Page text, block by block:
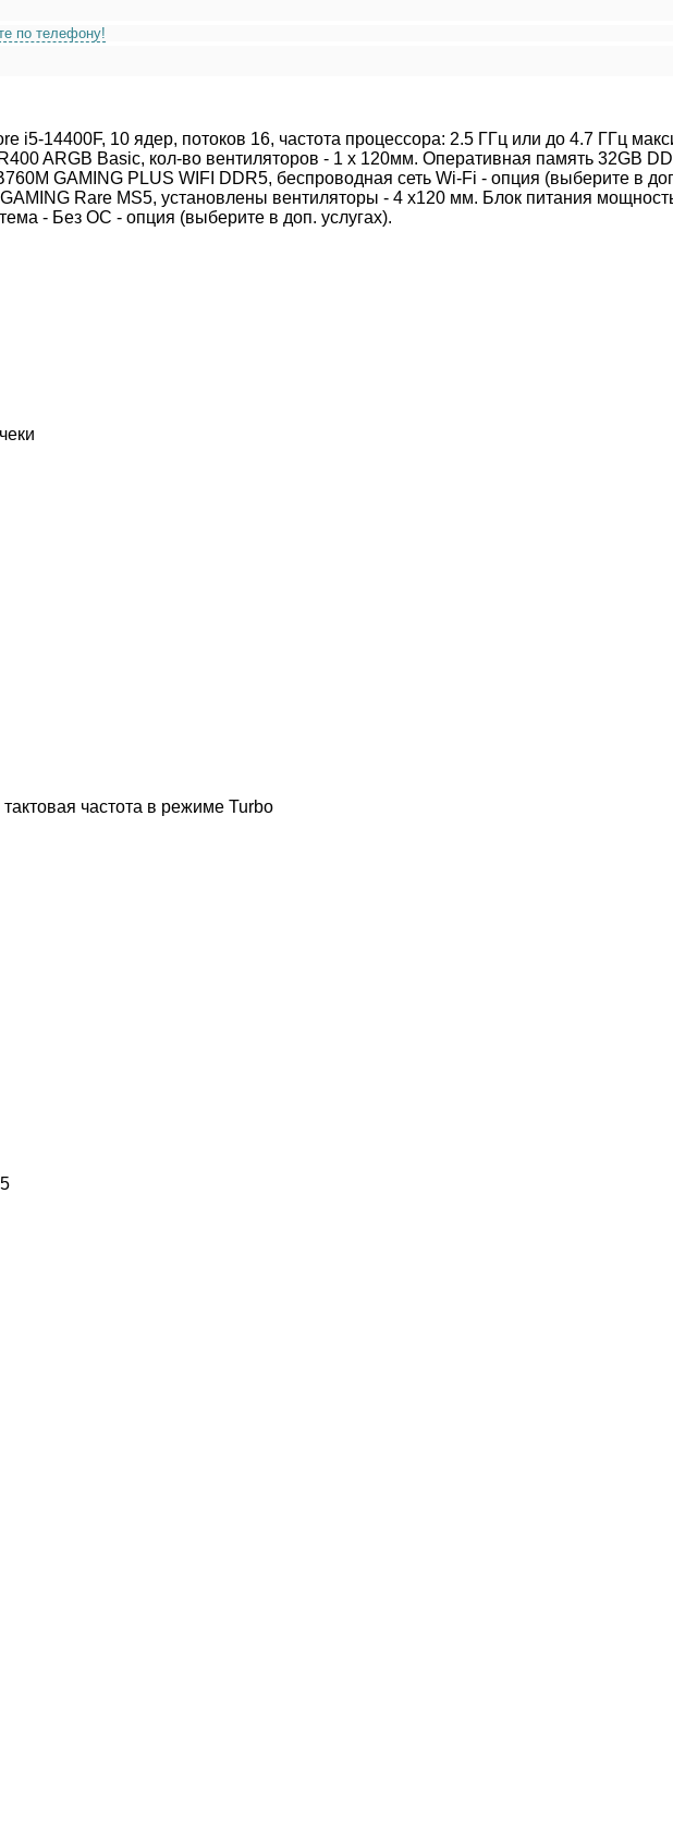
по телефону!
i5-14400F, 10 ядер, потоков 16, частота процессора: 2.5 ГГц или до 4.7 ГГц
ARGB Basic, кол-во вентиляторов - 1 x 120мм. Оперативная память 32GB
GAMING PLUS WIFI DDR5, беспроводная сеть Wi-Fi - опция (выберите в
Rare MS5, установлены вентиляторы - 4 х120 мм. Блок питания
- Без ОС - опция (выберите в доп. услугах).
частота в режиме Turbo